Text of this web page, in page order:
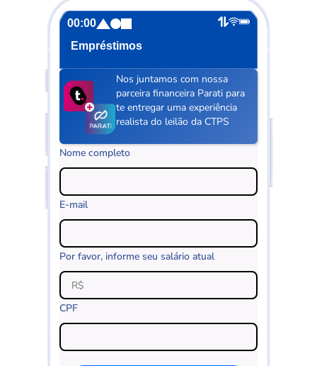
00:00
Empréstimos
Nos juntamos com nossa
parceira financeira Parati para
te entregar uma experiência
realista do leilão da CTPS
Nome completo
E-mail
Por favor, informe seu salário atual
CPF